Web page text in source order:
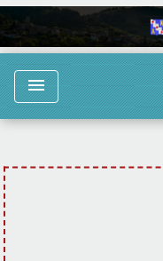
menu